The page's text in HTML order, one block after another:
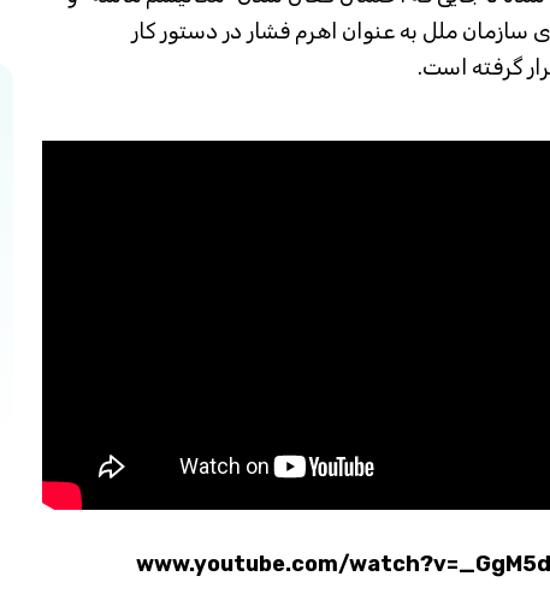
سازمان ملل به عنوان اهرم فشار در دستور کار
گرفته است.
www.youtube.com/